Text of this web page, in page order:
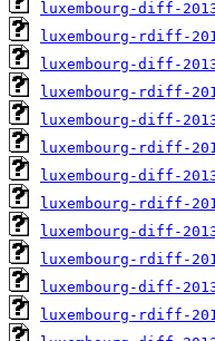
luxembourg-diff-
luxembourg-rdiff-
luxembourg-diff-
luxembourg-rdiff-
luxembourg-diff-
luxembourg-rdiff-
luxembourg-diff-
luxembourg-rdiff-
luxembourg-diff-
luxembourg-rdiff-
luxembourg-diff-
luxembourg-rdiff-